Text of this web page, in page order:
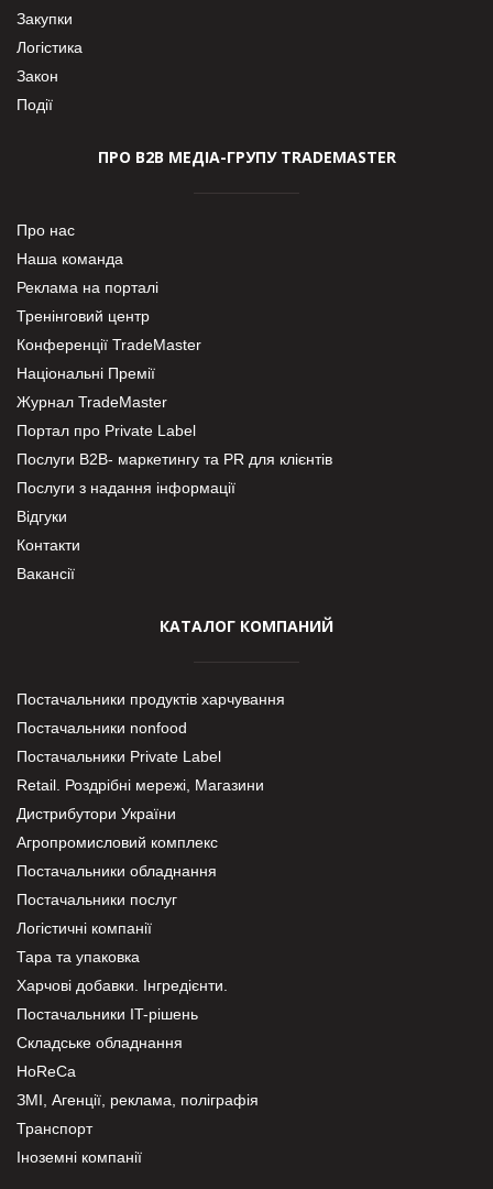
Закупки
Логістика
Закон
Події
ПРО В2В МЕДІА-ГРУПУ TRADEMASTER
Про нас
Наша команда
Реклама на порталі
Тренінговий центр
Конференції TradeMaster
Національні Премії
Журнал TradeMaster
Портал про Private Label
Послуги В2В- маркетингу та PR для клієнтів
Послуги з надання інформації
Відгуки
Контакти
Вакансії
КАТАЛОГ КОМПАНИЙ
Постачальники продуктів харчування
Постачальники nonfood
Постачальники Private Label
Retail. Роздрібні мережі, Магазини
Дистрибутори України
Агропромисловий комплекс
Постачальники обладнання
Постачальники послуг
Логістичні компанії
Тара та упаковка
Харчові добавки. Інгредієнти.
Постачальники IT-рішень
Складське обладнання
HoReCa
ЗМІ, Агенції, реклама, поліграфія
Транспорт
Іноземні компанії